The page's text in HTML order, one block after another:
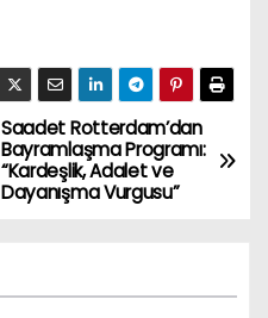
Saadet Rotterdam’dan
Bayramlaşma Programı:
“Kardeşlik, Adalet ve
Dayanışma Vurgusu”